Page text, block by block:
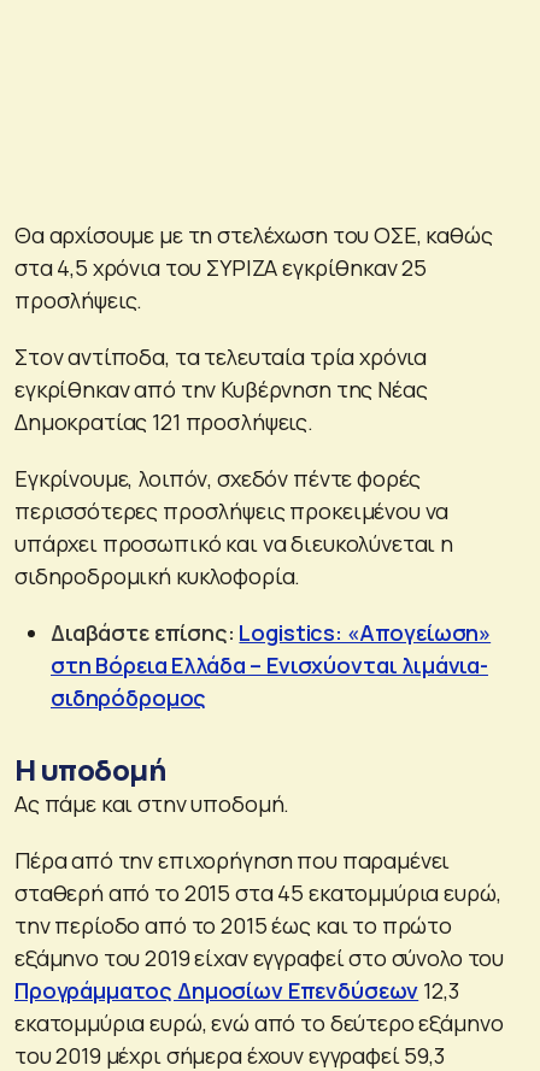
Θα αρχίσουμε με τη στελέχωση του ΟΣΕ, καθώς
στα 4,5 χρόνια του ΣΥΡΙΖΑ εγκρίθηκαν 25
προσλήψεις.
Στον αντίποδα, τα τελευταία τρία χρόνια
εγκρίθηκαν από την Κυβέρνηση της Νέας
Δημοκρατίας 121 προσλήψεις.
Εγκρίνουμε, λοιπόν, σχεδόν πέντε φορές
περισσότερες προσλήψεις προκειμένου να
υπάρχει προσωπικό και να διευκολύνεται η
σιδηροδρομική κυκλοφορία.
Διαβάστε επίσης: Logistics: «Απογείωση»
στη Βόρεια Ελλάδα – Ενισχύονται λιμάνια-
σιδηρόδρομος
Η υποδομή
Ας πάμε και στην υποδομή.
Πέρα από την επιχορήγηση που παραμένει
σταθερή από το 2015 στα 45 εκατομμύρια ευρώ,
την περίοδο από το 2015 έως και το πρώτο
εξάμηνο του 2019 είχαν εγγραφεί στο σύνολο του
Προγράμματος Δημοσίων Επενδύσεων 12,3
εκατομμύρια ευρώ, ενώ από το δεύτερο εξάμηνο
του 2019 μέχρι σήμερα έχουν εγγραφεί 59,3